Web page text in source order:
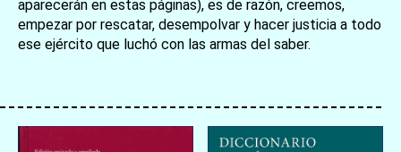
お買い物を続ける カートへ進む
aparecerán en estas páginas), es de razón, creemos,
empezar por rescatar, desempolvar y hacer justicia a todo
ese ejército que luchó con las armas del saber.